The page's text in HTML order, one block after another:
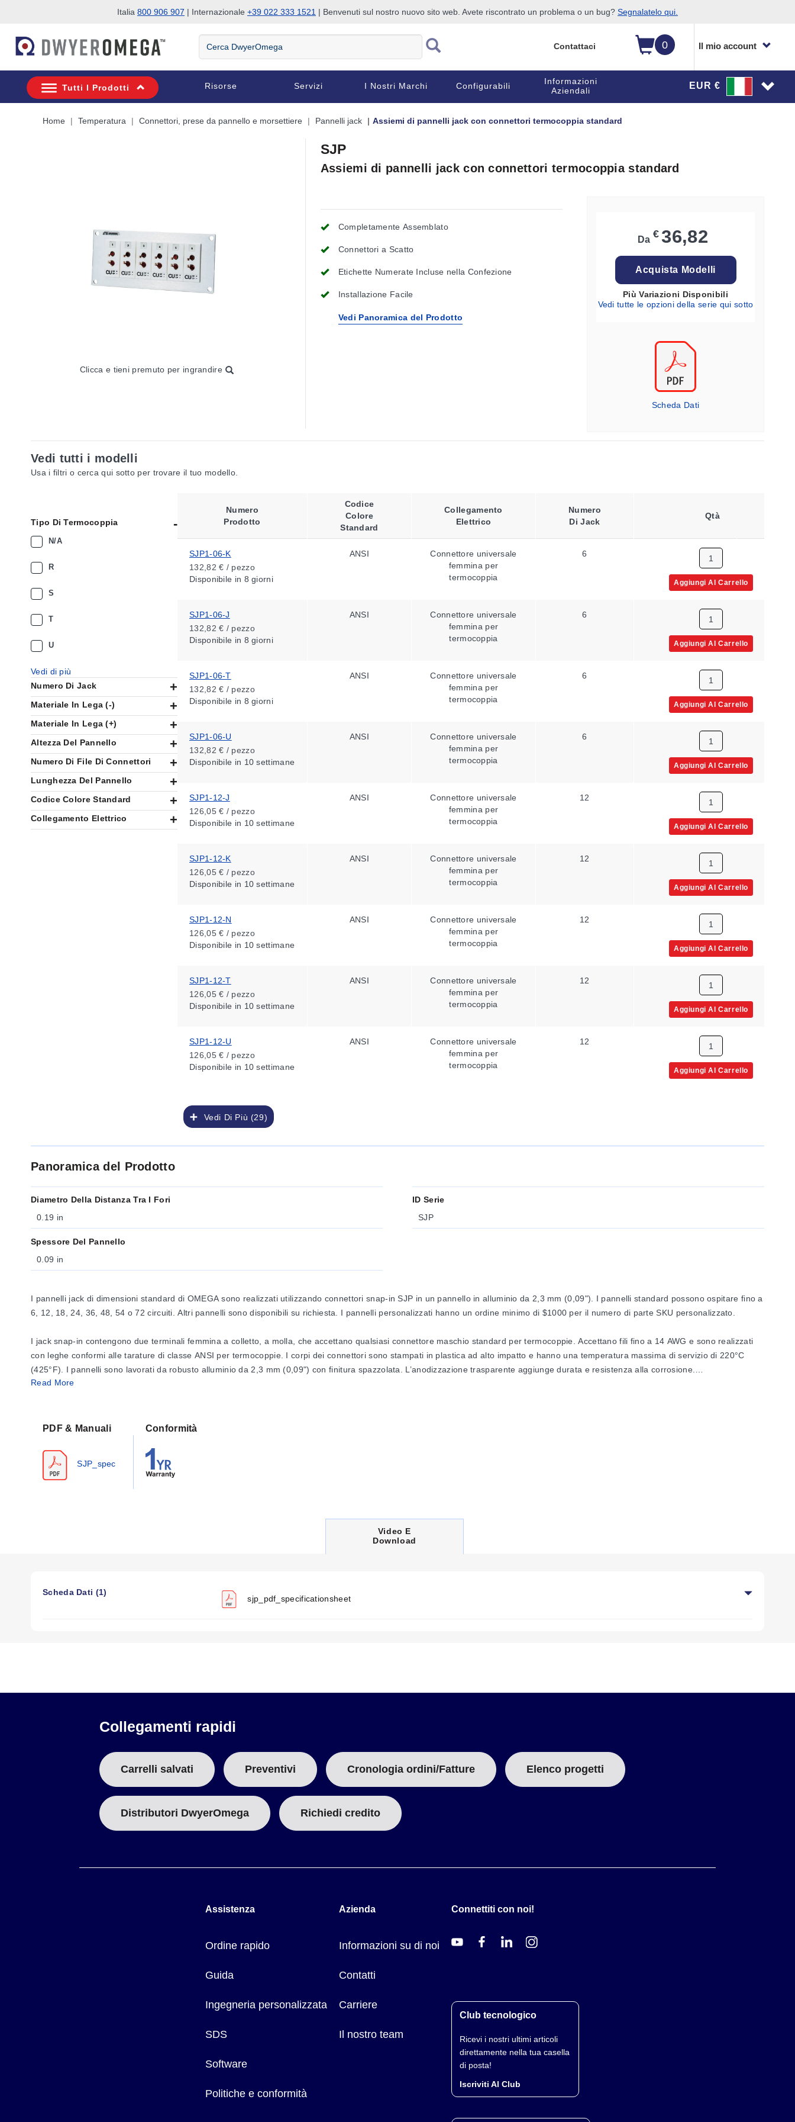
Italia 800 906 907 | Internazionale +39 022 333 1521 | Benvenuti sul nostro nuovo sito web. Avete riscontrato un problema o un bug? Segnalatelo qui.
0 Il mio account
Cerca
DwyerOmega
Contattaci
Tutti I Prodotti Risorse Servizi I Nostri Marchi Configurabili
Informazioni
Aziendali
EUR €
Home Temperatura Connettori, prese da pannello e morsettiere Pannelli jack Assiemi di pannelli jack con connettori termocoppia standard
Clicca e tieni premuto per ingrandire
SJP
Assiemi di pannelli jack con connettori termocoppia standard
Completamente Assemblato
Connettori a Scatto
Etichette Numerate Incluse nella Confezione
Installazione Facile
Vedi Panoramica del Prodotto
Da € 36,82
Acquista Modelli
Più Variazioni Disponibili
Vedi tutte le opzioni della serie qui sotto
Scheda Dati
Vedi tutti i modelli
Usa i filtri o cerca qui sotto per trovare il tuo modello.
Tipo Di Termocoppia
N/A
R
S
T
U
Vedi di più
Numero Di Jack
Materiale In Lega (-)
Materiale In Lega (+)
Altezza Del Pannello
Numero Di File Di Connettori
Lunghezza Del Pannello
Codice Colore Standard
Collegamento Elettrico
Vedi Di Più (29)
Numero
Prodotto
Codice
Colore
Standard
Collegamento
Elettrico
Numero
Di Jack
Qtà
SJP1-06-K
132,82 € / pezzo
Disponibile in 8 giorni
ANSI
Connettore universale
femmina per
termocoppia
6
Aggiungi Al Carrello
SJP1-06-J
132,82 € / pezzo
Disponibile in 8 giorni
ANSI
Connettore universale
femmina per
termocoppia
6
Aggiungi Al Carrello
SJP1-06-T
132,82 € / pezzo
Disponibile in 8 giorni
ANSI
Connettore universale
femmina per
termocoppia
6
Aggiungi Al Carrello
SJP1-06-U
132,82 € / pezzo
Disponibile in 10 settimane
ANSI
Connettore universale
femmina per
termocoppia
6
Aggiungi Al Carrello
SJP1-12-J
126,05 € / pezzo
Disponibile in 10 settimane
ANSI
Connettore universale
femmina per
termocoppia
12
Aggiungi Al Carrello
SJP1-12-K
126,05 € / pezzo
Disponibile in 10 settimane
ANSI
Connettore universale
femmina per
termocoppia
12
Aggiungi Al Carrello
SJP1-12-N
126,05 € / pezzo
Disponibile in 10 settimane
ANSI
Connettore universale
femmina per
termocoppia
12
Aggiungi Al Carrello
SJP1-12-T
126,05 € / pezzo
Disponibile in 10 settimane
ANSI
Connettore universale
femmina per
termocoppia
12
Aggiungi Al Carrello
SJP1-12-U
126,05 € / pezzo
Disponibile in 10 settimane
ANSI
Connettore universale
femmina per
termocoppia
12
Aggiungi Al Carrello
Panoramica del Prodotto
Diametro Della Distanza Tra I Fori
0.19 in
Spessore Del Pannello
0.09 in
ID Serie
SJP
I pannelli jack di dimensioni standard di OMEGA sono realizzati utilizzando connettori snap-in SJP in un pannello in alluminio da 2,3 mm (0,09"). I pannelli standard possono ospitare fino a
6, 12, 18, 24, 36, 48, 54 o 72 circuiti. Altri pannelli sono disponibili su richiesta. I pannelli personalizzati hanno un ordine minimo di $1000 per il numero di parte SKU personalizzato.
I jack snap-in contengono due terminali femmina a colletto, a molla, che accettano qualsiasi connettore maschio standard per termocoppie. Accettano fili fino a 14 AWG e sono realizzati
con leghe conformi alle tarature di classe ANSI per termocoppie. I corpi dei connettori sono stampati in plastica ad alto impatto e hanno una temperatura massima di servizio di 220°C
(425°F). I pannelli sono lavorati da robusto alluminio da 2,3 mm (0,09") con finitura spazzolata. L’anodizzazione trasparente aggiunge durata e resistenza alla corrosione.
Read More
PDF & Manuali
SJP_spec
Conformità
C
U
Video E
Download
Scheda Dati (1)
sjp_pdf_specificationsheet
Collegamenti rapidi
Carrelli salvati Preventivi Cronologia ordini/Fatture Elenco progetti
Distributori DwyerOmega Richiedi credito
Assistenza
Ordine rapido
Guida
Ingegneria personalizzata
SDS
Software
Politiche e conformità
Azienda
Informazioni su di noi
Contatti
Carriere
Il nostro team
Connettiti con noi!
Club tecnologico
Ricevi i nostri ultimi articoli
direttamente nella tua casella
di posta!
Iscriviti Al Club